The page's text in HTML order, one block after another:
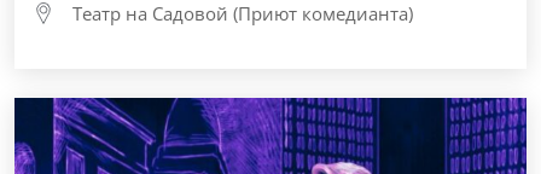
Театр на Садовой (Приют комедианта)